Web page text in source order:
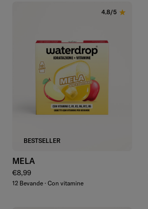
BESTSELLER
4.8/5
MELA
Prezzo regolare
€8,99
12 Bevande · Con vitamine